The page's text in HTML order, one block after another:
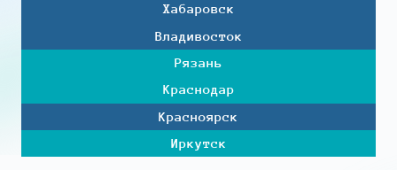
Хабаровск
Владивосток
Рязань
Краснодар
Красноярск
Иркутск